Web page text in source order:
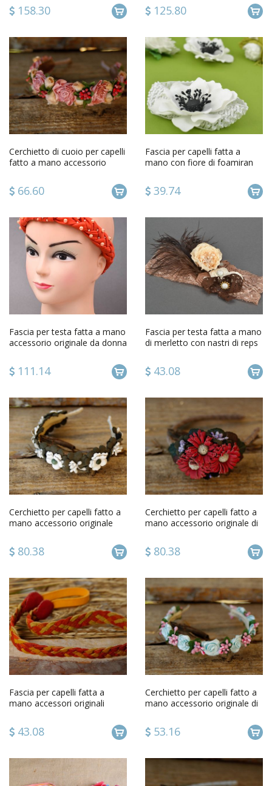
158.30 125.80
Cerchietto di cuoio per capelli
fatto a mano accessorio
66.60
Fascia per capelli fatta a
mano con fiore di foamiran
39.74
Fascia per testa fatta a mano
accessorio originale da donna
111.14
Fascia per testa fatta a mano
di merletto con nastri di reps
43.08
Cerchietto per capelli fatto a
mano accessorio originale
80.38
Cerchietto per capelli fatto a
mano accessorio originale di
80.38
Fascia per capelli fatta a
mano accessori originali
43.08
Cerchietto per capelli fatto a
mano accessorio originale di
53.16